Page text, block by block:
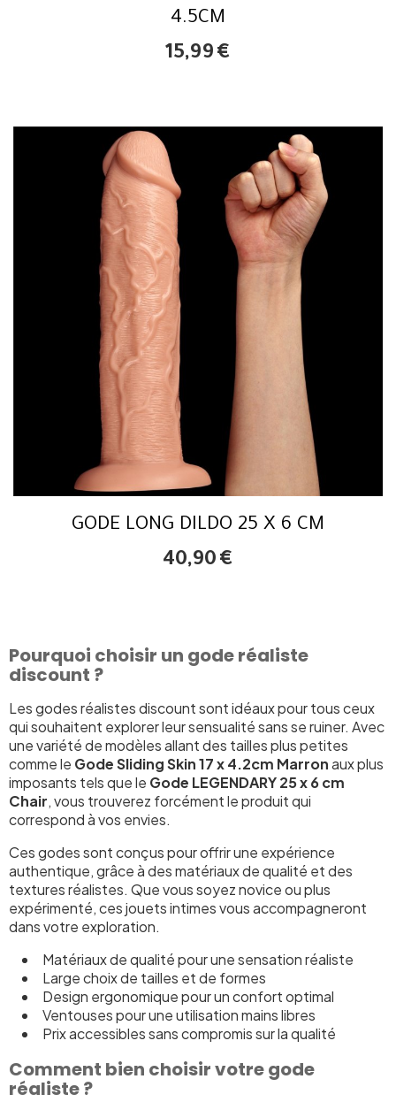
4.5CM
15,99 €
GODE LONG DILDO 25 X 6 CM
40,90 €
Pourquoi choisir un gode réaliste
discount ?
Les godes réalistes discount sont idéaux pour tous ceux
qui souhaitent explorer leur sensualité sans se ruiner. Avec
une variété de modèles allant des tailles plus petites
comme le Gode Sliding Skin 17 x 4.2cm Marronaux plus
imposants tels que le Gode LEGENDARY 25 x 6 cm
Chair, vous trouverez forcément le produit qui
correspond à vos envies.
Ces godes sont conçus pour offrir une expérience
authentique, grâce à des matériaux de qualité et des
textures réalistes. Que vous soyez novice ou plus
expérimenté, ces jouets intimes vous accompagneront
dans votre exploration.
Matériaux de qualité pour une sensation réaliste
Large choix de tailles et de formes
Design ergonomique pour un confort optimal
Ventouses pour une utilisation mains libres
Prix accessibles sans compromis sur la qualité
Comment bien choisir votre gode
réaliste ?